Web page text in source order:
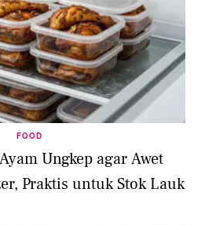
FOOD
Ungkep agar Awet
Praktis untuk Stok Lauk